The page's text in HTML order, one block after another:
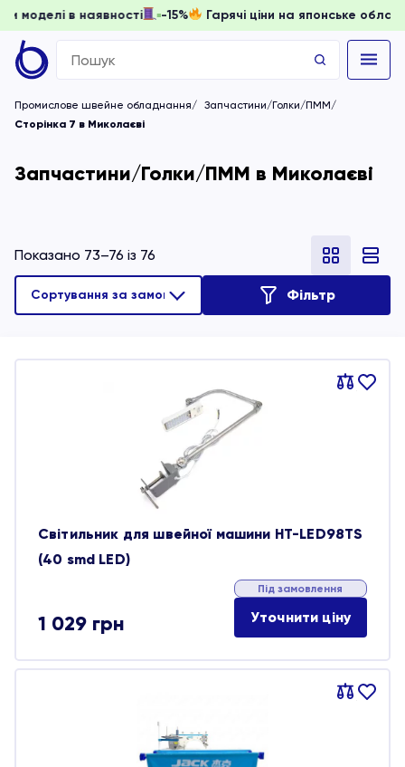
доки моделі в наявності -15% Гарячі ціни на японське
Search
for:
Промислове швейне обладнання
Запчастини/Голки/ПММ
Сторінка 7 в Миколаєві
Запчастини/Голки/ПММ в Миколаєві
Показано 73–76 із 76
Фільтр
Порівняти
В
Світильник для швейної машини HT-LED98TS
(40 smd LED)
1 029 грн
Під замовлення
Уточнити ціну
Порівняти
В